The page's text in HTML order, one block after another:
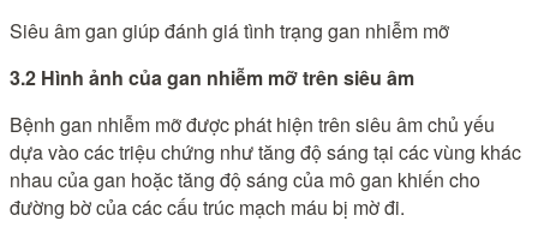
Siêu âm gan giúp đánh giá tình trạng gan nhiễm mỡ
3.2 Hình ảnh của gan nhiễm mỡ trên siêu âm
Bệnh gan nhiễm mỡ được phát hiện trên siêu âm chủ yếu
dựa vào các triệu chứng như tăng độ sáng tại các vùng khác
nhau của gan hoặc tăng độ sáng của mô gan khiến cho
đường bờ của các cấu trúc mạch máu bị mờ đi.